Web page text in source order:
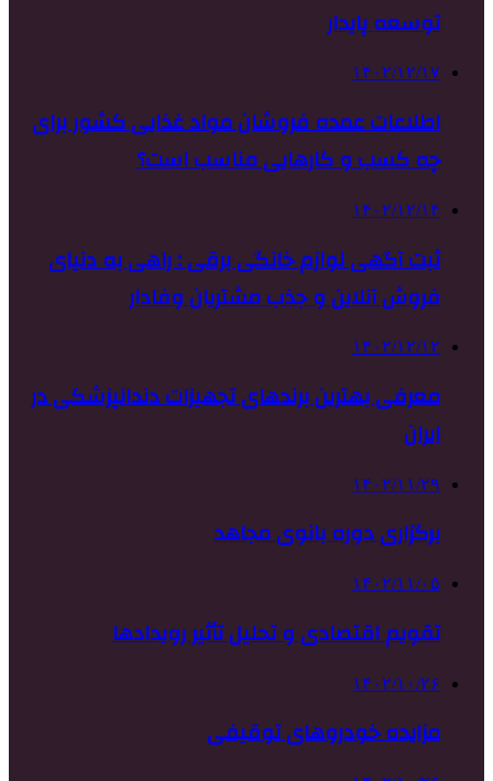
توسعه پایدار
۱۴۰۲/۱۲/۱۷
اطلاعات عمده فروشان مواد غذایی کشور برای
چه کسب و کارهایی مناسب است؟
۱۴۰۲/۱۲/۱۴
ثبت آگهی لوازم خانگی برقی : راهی به دنیای
فروش آنلاین و جذب مشتریان وفادار
۱۴۰۲/۱۲/۱۲
معرفی بهترین برندهای تجهیزات دندانپزشکی در
ایران
۱۴۰۲/۱۱/۲۹
برگزاری دوره بانوی مجاهد
۱۴۰۲/۱۱/۰۵
تقویم اقتصادی و تحلیل تأثیر رویدادها
۱۴۰۲/۱۰/۲۶
مزایده خودروهای توقیفی